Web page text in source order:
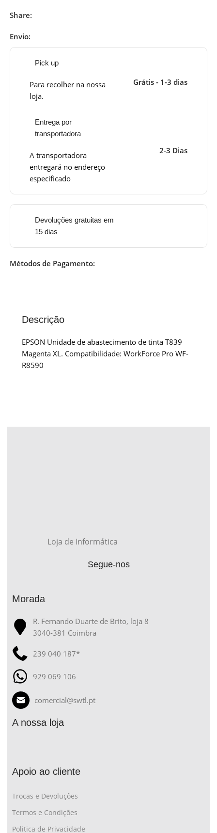
Share:
Envio:
Pick up
Para recolher na nossa
loja.
Grátis - 1-3 dias
Entrega por
transportadora
A transportadora
entregará no endereço
especificado
2-3 Dias
Devoluções gratuitas em
15 dias
Métodos de Pagamento:
Descrição
EPSON Unidade de abastecimento de tinta T839
Magenta XL. Compatibilidade: WorkForce Pro WF-
R8590
Loja de Informática
Segue-nos
Morada
R. Fernando Duarte de Brito, loja 8
3040-381 Coimbra
239 040 187*
929 069 106
comercial@swtl.pt
A nossa loja
Apoio ao cliente
Trocas e Devoluções
Termos e Condições
Politica de Privacidade